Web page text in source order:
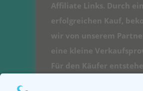
Affiliate Links. Durch
erfolgreichen Kauf,
wir von unserem
eine kleine
Für den Käufer